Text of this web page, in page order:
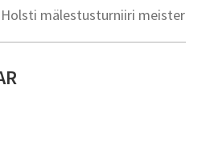
mälestusturniiri meister